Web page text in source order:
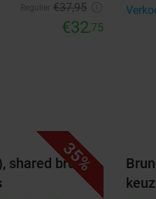
€37,95
€32,75
35%
shared brunch